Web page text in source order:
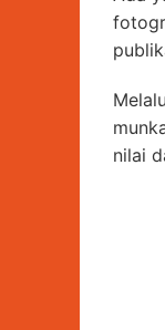
nilai